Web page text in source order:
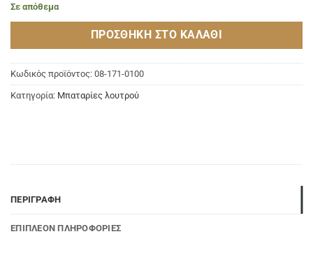
Σε απόθεμα
ΠΡΟΣΘΉΚΗ ΣΤΟ ΚΑΛΆΘΙ
Κωδικός προϊόντος: 08-171-0100
Κατηγορία: Μπαταρίες λουτρού
ΠΕΡΙΓΡΑΦΉ
ΕΠΙΠΛΈΟΝ ΠΛΗΡΟΦΟΡΊΕΣ